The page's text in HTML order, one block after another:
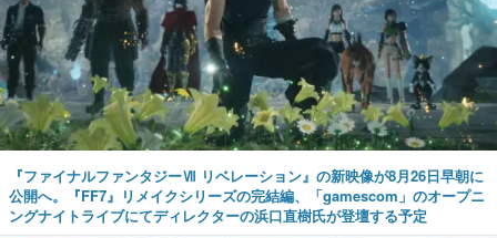
『ファイナルファンタジーⅦ リベレーション』の新映像が8月26日早朝に
公開へ。『FF7』リメイクシリーズの完結編、「gamescom」のオープニ
ングナイトライブにてディレクターの浜口直樹氏が登壇する予定